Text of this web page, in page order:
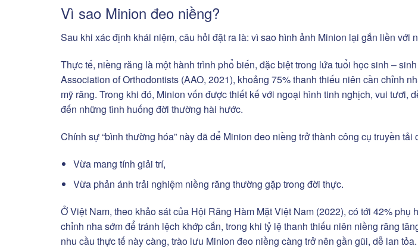
Vì sao Minion đeo niềng?
Sau khi xác định khái niệm, câu hỏi đặt ra là: vì sao hình ảnh Minion lại gắn liền với
Thực tế, niềng răng là một hành trình phổ biến, đặc biệt trong lứa tuổi học sinh –
Association of Orthodontists (AAO, 2021), khoảng 75% thanh thiếu niên cần chỉnh
mỹ răng. Trong khi đó, Minion vốn được thiết kế với ngoại hình tinh nghịch, vui tươi,
đến những tình huống đời thường hài hước.
Chính sự “bình thường hóa” này đã để Minion đeo niềng trở thành công cụ truyền tải
Vừa mang tính giải trí,
Vừa phản ánh trải nghiệm niềng răng thường gặp trong đời thực.
Ở Việt Nam, theo khảo sát của Hội Răng Hàm Mặt Việt Nam (2022), có tới 42% phụ
chỉnh nha sớm để tránh lệch khớp cắn, trong khi tỷ lệ thanh thiếu niên niềng răng
nhu cầu thực tế này càng, trào lưu Minion đeo niềng càng trở nên gần gũi, dễ lan tỏa.